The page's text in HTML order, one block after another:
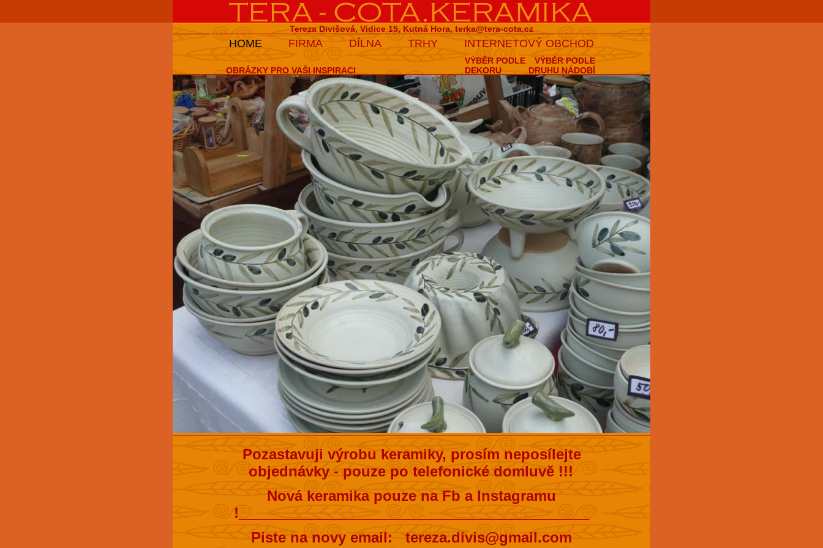
Tereza Divišová, Vidice 15, Kutná Hora, terka@tera-cota.cz
HOME FIRMA DÍLNA TRHY INTERNETOVÝ OBCHOD
OBRÁZKY PRO VAŠI INSPIRACI
VÝBĚR PODLE
DRUHU NÁDOBÍ
VÝBĚR PODLE
DEKORU
Pozastavuji výrobu keramiky, prosím neposílejte
objednávky - pouze po telefonické domluvě !!!
Nová keramika pouze na Fb a Instagramu
!____________________________________________
Piste na novy email: tereza.divis@gmail.com